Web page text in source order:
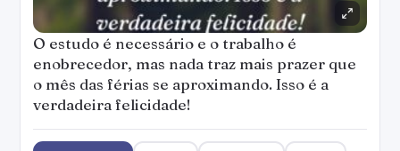
O estudo é necessário e o trabalho é
enobrecedor, mas nada traz mais prazer que
o mês das férias se aproximando. Isso é a
verdadeira felicidade!